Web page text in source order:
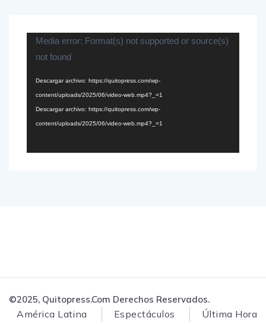
Reproductor
de
Media error: Format(s) not supported or source(s)
not found
Descargar archivo: https://quitopress.com/wp-
content/uploads/2025/06/video-web.mp4?_=1
Descargar archivo: https://quitopress.com/wp-
content/uploads/2025/06/video-web.mp4?_=1
©2025, Quitopress.com Derechos Reservados.
América Latina Espectáculos Última Hora